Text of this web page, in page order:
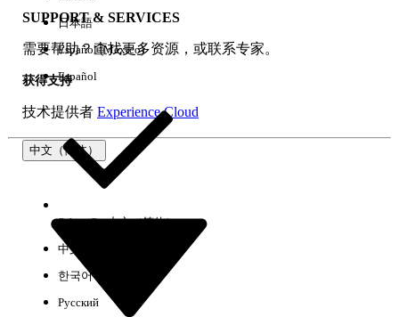
SUPPORT & SERVICES
需要帮助？查找更多资源，或联系专家。
获得支持
技术提供者 Experience Cloud
中文（简体）
日本語
Español (México)
Español
Select Org中文（简体）
中文（繁体）
한국어
Русский